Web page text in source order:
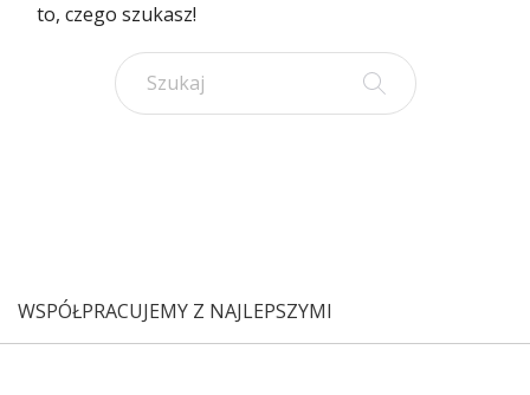
to, czego szukasz!
WSPÓŁPRACUJEMY Z NAJLEPSZYMI